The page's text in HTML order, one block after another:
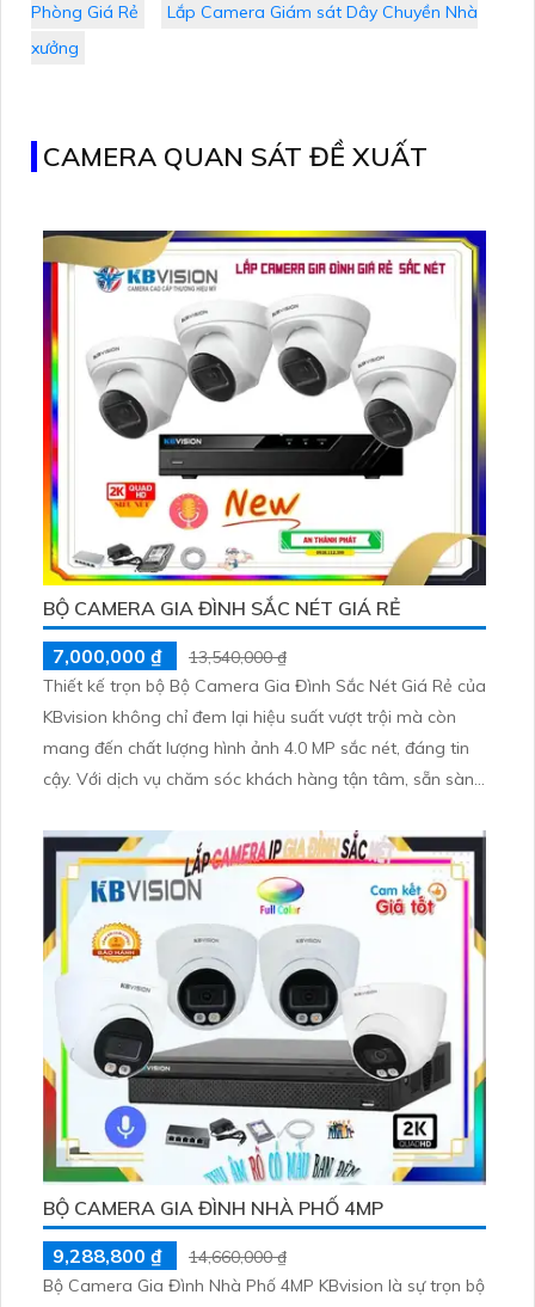
Phòng Giá Rẻ
Lắp Camera Giám sát Dây Chuyền Nhà
xưởng
CAMERA QUAN SÁT ĐỀ XUẤT
BỘ CAMERA GIA ĐÌNH SẮC NÉT GIÁ RẺ
7,000,000 ₫
13,540,000 ₫
Thiết kế trọn bộ Bộ Camera Gia Đình Sắc Nét Giá Rẻ của
KBvision không chỉ đem lại hiệu suất vượt trội mà còn
mang đến chất lượng hình ảnh 4.0 MP sắc nét, đáng tin
cậy. Với dịch vụ chăm sóc khách hàng tận tâm, sẵn sàng
phí mà còn cung cấp trải nghiệm tốt nhất cho công trình
gia đình
BỘ CAMERA GIA ĐÌNH NHÀ PHỐ 4MP
9,288,800 ₫
14,660,000 ₫
Bộ Camera Gia Đình Nhà Phố 4MP KBvision là sự trọn bộ